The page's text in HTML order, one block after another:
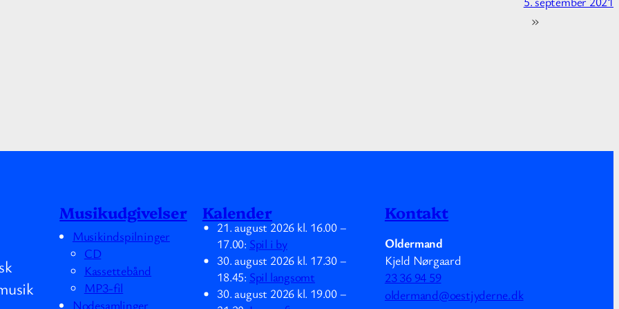
»
Musikudgivelser
Musikindspilninger
CD
Kassettebånd
MP3-fil
Nodesamlinger
Kalender
21. august 2026 kl. 16.00–
17.00: Spil i by
30. august 2026 kl. 17.30–
18.45: Spil langsomt
30. august 2026 kl. 19.00–
Kontakt
Oldermand
Kjeld Nørgaard
23 36 94 59
oldermand@oestjyderne.dk